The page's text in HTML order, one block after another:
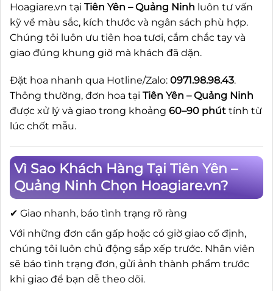
Hoagiare.vn tại Tiên Yên – Quảng Ninh luôn tư vấn
kỹ về màu sắc, kích thước và ngân sách phù hợp.
Chúng tôi luôn ưu tiên hoa tươi, cắm chắc tay và
giao đúng khung giờ mà khách đã dặn.
Đặt hoa nhanh qua Hotline/Zalo: 0971.98.98.43.
Thông thường, đơn hoa tại Tiên Yên – Quảng Ninh
được xử lý và giao trong khoảng 60–90 phút tính từ
lúc chốt mẫu.
Vì Sao Khách Hàng Tại Tiên Yên –
Quảng Ninh Chọn Hoagiare.vn?
✔ Giao nhanh, báo tình trạng rõ ràng
Với những đơn cần gấp hoặc có giờ giao cố định,
chúng tôi luôn chủ động sắp xếp trước. Nhân viên
sẽ báo tình trạng đơn, gửi ảnh thành phẩm trước
khi giao để bạn dễ theo dõi.